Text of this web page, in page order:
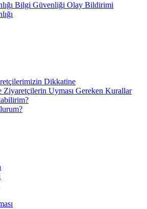
Bilgi Güvenliği Olay Bildirimi
Dikkatine
Ziyaretçilerin Uyması Gereken Kurallar